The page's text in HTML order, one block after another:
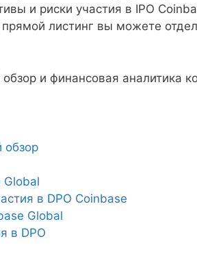
и риски участия в IPO
листинг вы можете
обзор
Global
в DPO Coinbase
Global
в DPO